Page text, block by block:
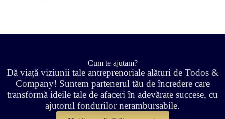
Cum te ajutam?
Dă viață viziunii tale antreprenoriale alături de Todos &
Company! Suntem partenerul tău de încredere care
transformă ideile tale de afaceri în adevărate succese, cu
ajutorul fondurilor nerambursabile.